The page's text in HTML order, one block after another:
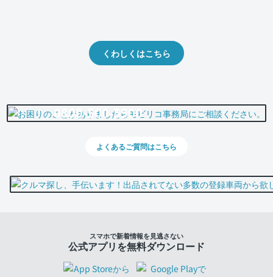
くわしくはこちら
0800-500-5500
よくあるご質問はこちら
スマホで新着情報を見逃さない
公式アプリを無料ダウンロード